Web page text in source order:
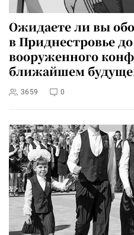
Ожидаете ли вы
в Приднестровье
вооруженного
ближайшем
3659 0